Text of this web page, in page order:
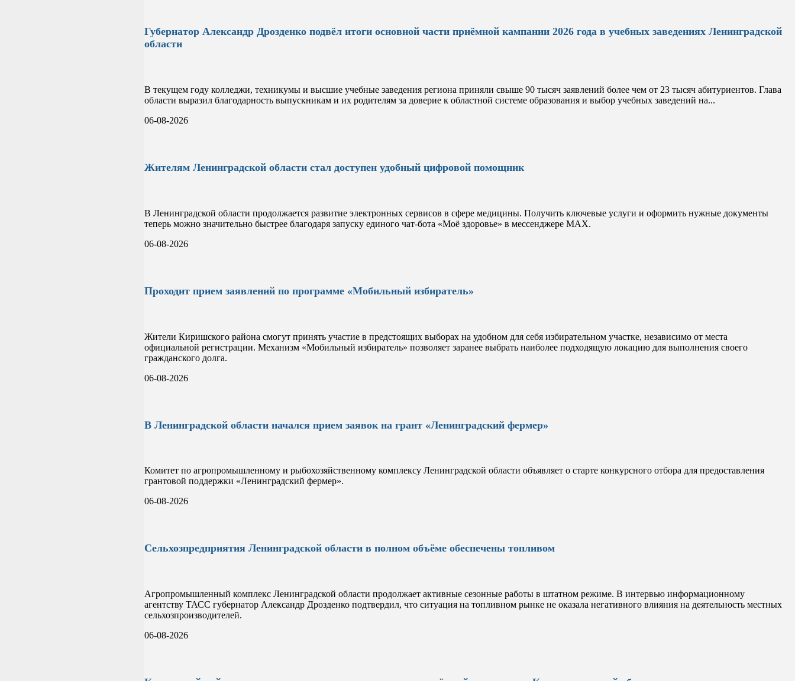
Губернатор Александр Дрозденко подвёл итоги основной части приёмной кампании 2026 года в учебных заведениях Ленинградской
области
В текущем году колледжи, техникумы и высшие учебные заведения региона приняли свыше 90 тысяч заявлений более чем от 23 тысяч абитуриентов. Глава
области выразил благодарность выпускникам и их родителям за доверие к областной системе образования и выбор учебных заведений на...
06-08-2026
Жителям Ленинградской области стал доступен удобный цифровой помощник
В Ленинградской области продолжается развитие электронных сервисов в сфере медицины. Получить ключевые услуги и оформить нужные документы
теперь можно значительно быстрее благодаря запуску единого чат-бота «Моё здоровье» в мессенджере MAX.
06-08-2026
Проходит прием заявлений по программе «Мобильный избиратель»
Жители Киришского района смогут принять участие в предстоящих выборах на удобном для себя избирательном участке, независимо от места
официальной регистрации. Механизм «Мобильный избиратель» позволяет заранее выбрать наиболее подходящую локацию для выполнения своего
гражданского долга.
06-08-2026
В Ленинградской области начался прием заявок на грант «Ленинградский фермер»
Комитет по агропромышленному и рыбохозяйственному комплексу Ленинградской области объявляет о старте конкурсного отбора для предоставления
грантовой поддержки «Ленинградский фермер».
06-08-2026
Сельхозпредприятия Ленинградской области в полном объёме обеспечены топливом
Агропромышленный комплекс Ленинградской области продолжает активные сезонные работы в штатном режиме. В интервью информационному
агентству ТАСС губернатор Александр Дрозденко подтвердил, что ситуация на топливном рынке не оказала негативного влияния на деятельность местных
сельхозпроизводителей.
06-08-2026